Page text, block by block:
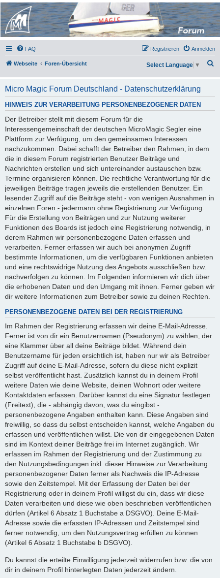
Micro Magic Forum
Deutschland
FAQ Anmelden
Registrieren
Webseite Foren-Übersicht
h
e
Select Language ▼
Micro Magic Forum Deutschland - Datenschutzerklärung
HINWEIS ZUR VERARBEITUNG PERSONENBEZOGENER DATEN
Der Betreiber stellt mit diesem Forum für die
Interessengemeinschaft der deutschen MicroMagic Segler eine
Plattform zur Verfügung, um den gemeinsamen Interessen
nachzukommen. Dabei schafft der Betreiber den Rahmen, in dem
die in diesem Forum registrierten Benutzer Beiträge und
Nachrichten erstellen und sich untereinander austauschen bzw.
Termine organisieren können. Die rechtliche Verantwortung für die
jeweiligen Beiträge tragen jeweils die erstellenden Benutzer. Ein
lesender Zugriff auf die Beiträge steht - von wenigen Ausnahmen in
einzelnen Foren - jedermann ohne Registrierung zur Verfügung.
Für die Erstellung von Beiträgen und zur Nutzung weiterer
Funktionen des Boards ist jedoch eine Registrierung notwendig, in
derem Rahmen wir personenbezogene Daten erfassen und
verarbeiten. Ferner erfassen wir auch bei anonymen Zugriff
bestimmte Informationen, um die verfügbaren Funktionen anbieten
und eine rechtswidrige Nutzung des Angebots ausschließen bzw.
nachverfolgen zu können. Im Folgenden informieren wir dich über
die erhobenen Daten und den Umgang mit ihnen. Ferner geben wir
dir weitere Informationen zum Betreiber sowie zu deinen Rechten.
PERSONENBEZOGENE DATEN BEI DER REGISTRIERUNG
Im Rahmen der Registrierung erfassen wir deine E-Mail-Adresse.
Ferner ist von dir ein Benutzernamen (Pseudonym) zu wählen, der
eine Klammer über all deine Beiträge bildet. Während dein
Benutzername für jeden ersichtlich ist, haben nur wir als Betreiber
Zugriff auf deine E-Mail-Adresse, sofern du diese nicht explizit
selbst veröffentlicht hast. Zusätzlich kannst du in deinem Profil
weitere Daten wie deine Website, deinen Wohnort oder weitere
Kontaktdaten erfassen. Darüber kannst du eine Signatur festlegen
(Freitext), die - abhängig davon, was du eingibst -
personenbezogene Angaben enthalten kann. Diese Angaben sind
freiwillig, so dass du selbst entscheiden kannst, welche Angaben du
erfassen und veröffentlichen willst. Die von dir eingegebenen Daten
sind im Kontext deiner Beiträge frei im Internet zugänglich. Wir
erfassen im Rahmen der Registrierung und der Zustimmung zu
den Nutzungsbedingungen inkl. dieser Hinweise zur Verarbeitung
personenbezogener Daten ferner als Nachweis die IP-Adresse
sowie den Zeitstempel. Mit der Erfassung der Daten bei der
Registrierung oder in deinem Profil willigst du ein, dass wir diese
Daten verarbeiten und diese wie oben beschrieben veröffentlichen
dürfen (Artikel 6 Absatz 1 Buchstabe a DSGVO). Deine E-Mail-
Adresse sowie die erfassten IP-Adressen und Zeitstempel sind
ferner notwendig, um den Nutzungsvertrag erfüllen zu können
(Artikel 6 Absatz 1 Buchstabe b DSGVO).
Du kannst die erteilte Einwilligung jederzeit widerrufen bzw. die von
dir in deinem Profil hinterlegten Daten jederzeit ändern.